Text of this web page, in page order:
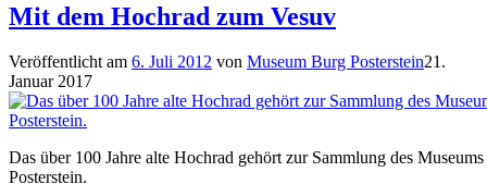
Mit dem Hochrad zum Vesuv
Veröffentlicht am 6. Juli 2012 von Museum Burg Posterstein21.
Januar 2017
Das über 100 Jahre alte Hochrad gehört zur Sammlung des
Posterstein.